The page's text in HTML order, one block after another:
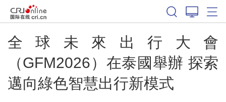
全球未來出行大會
（GFM2026）在泰國舉辦 探索
邁向綠色智慧出行新模式